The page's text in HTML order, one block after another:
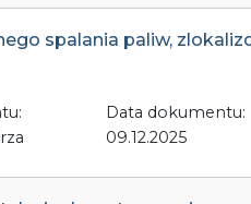
spalania paliw,
Data dokumentu:
09.12.2025